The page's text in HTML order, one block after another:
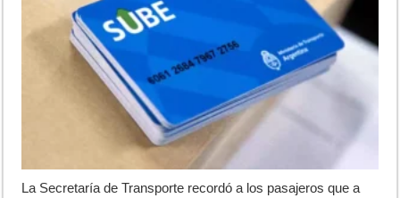
La Secretaría de Transporte recordó a los pasajeros que a